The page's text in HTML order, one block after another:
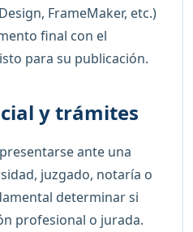
FrameMaker, etc.)
final con el
para su publicación.
y trámites
ante una
juzgado, notaría o
determinar si
profesional o jurada.